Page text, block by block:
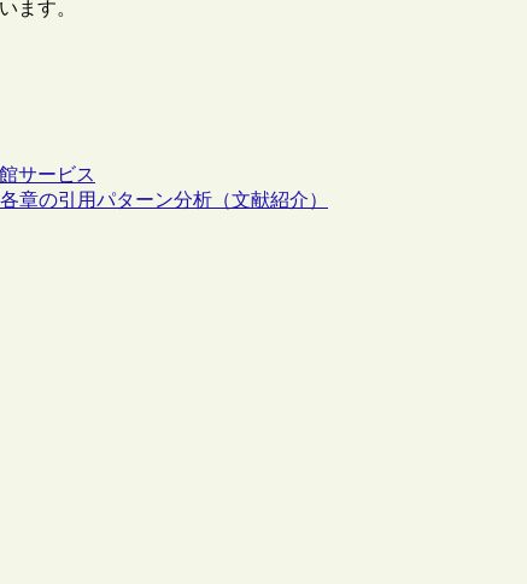
ます。
サービス
章の引用パターン分析（文献紹介）